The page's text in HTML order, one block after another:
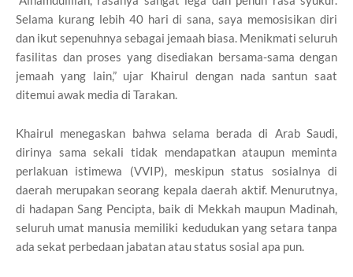
Selama kurang lebih 40 hari di sana, saya memosisikan diri
dan ikut sepenuhnya sebagai jemaah biasa. Menikmati seluruh
fasilitas dan proses yang disediakan bersama-sama dengan
jemaah yang lain,” ujar Khairul dengan nada santun saat
ditemui awak media di Tarakan.
Khairul menegaskan bahwa selama berada di Arab Saudi,
dirinya sama sekali tidak mendapatkan ataupun meminta
perlakuan istimewa (VVIP), meskipun status sosialnya di
daerah merupakan seorang kepala daerah aktif. Menurutnya,
di hadapan Sang Pencipta, baik di Mekkah maupun Madinah,
seluruh umat manusia memiliki kedudukan yang setara tanpa
ada sekat perbedaan jabatan atau status sosial apa pun.